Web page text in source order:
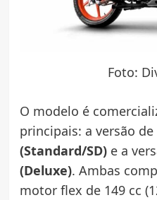
Foto:
O modelo é
principais: a versão de
(Standard/SD)e a
(Deluxe). Ambas
motor flex de 149 cc